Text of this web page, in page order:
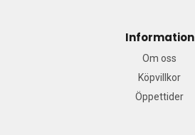
Information
Om oss
Köpvillkor
Öppettider